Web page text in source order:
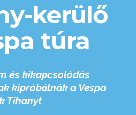
kerülő
túra
és kikapcsolódás
kipróbálnák a Vespa
Tihanyt